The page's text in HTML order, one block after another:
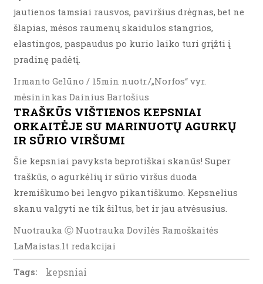
jautienos tamsiai rausvos, paviršius drėgnas, bet ne
šlapias, mėsos raumenų skaidulos stangrios,
elastingos, paspaudus po kurio laiko turi grįžti į
pradinę padėtį.
Irmanto Gelūno / 15min nuotr./„Norfos“ vyr.
mėsininkas Dainius Bartošius
TRAŠKŪS VIŠTIENOS KEPSNIAI
ORKAITĖJE SU MARINUOTŲ AGURKŲ
IR SŪRIO VIRŠUMI
Šie kepsniai pavyksta beprotiškai skanūs! Super
traškūs, o agurkėlių ir sūrio viršus duoda
kremiškumo bei lengvo pikantiškumo. Kepsnelius
skanu valgyti ne tik šiltus, bet ir jau atvėsusius.
Nuotrauka Ⓒ Nuotrauka Dovilės Ramoškaitės
LaMaistas.lt redakcijai
Tags: kepsniai